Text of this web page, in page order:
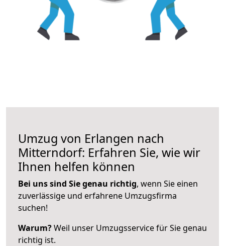
Umzug von Erlangen nach
Mitterndorf: Erfahren Sie, wie wir
Ihnen helfen können
Bei uns sind Sie genau richtig, wenn Sie einen
zuverlässige und erfahrene Umzugsfirma
suchen!
Warum?Weil unser Umzugsservice für Sie genau
richtig ist.